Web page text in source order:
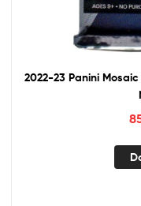
2022-23 Panini